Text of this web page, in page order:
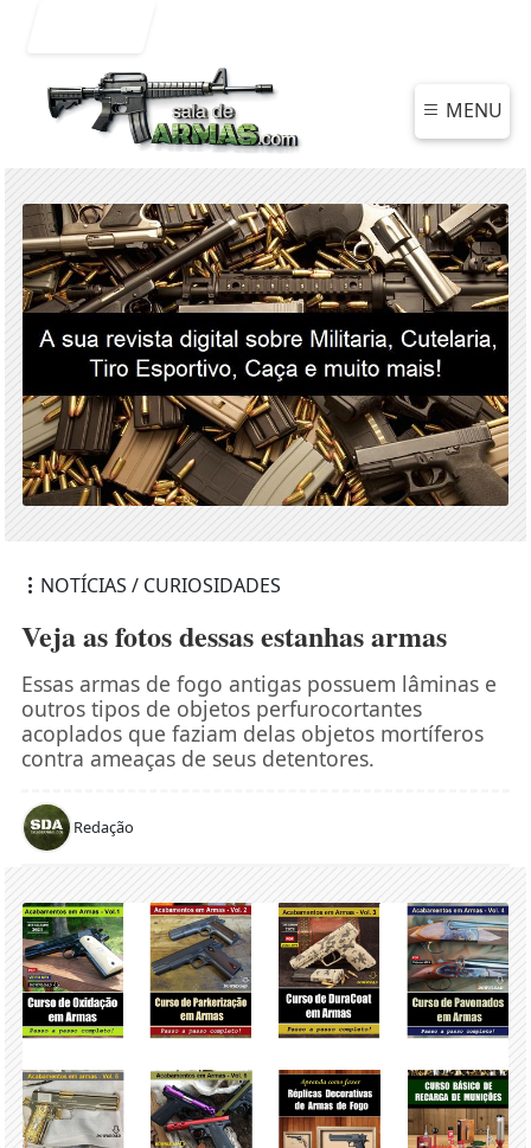
MENU
NOTÍCIAS / CURIOSIDADES
Veja as fotos dessas estanhas armas
Essas armas de fogo antigas possuem lâminas e
outros tipos de objetos perfurocortantes
acoplados que faziam delas objetos mortíferos
contra ameaças de seus detentores.
Redação